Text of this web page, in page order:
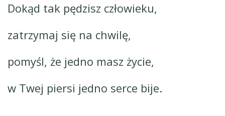
Dokąd tak pędzisz człowieku,
zatrzymaj się na chwilę,
pomyśl, że jedno masz życie,
w Twej piersi jedno serce bije.